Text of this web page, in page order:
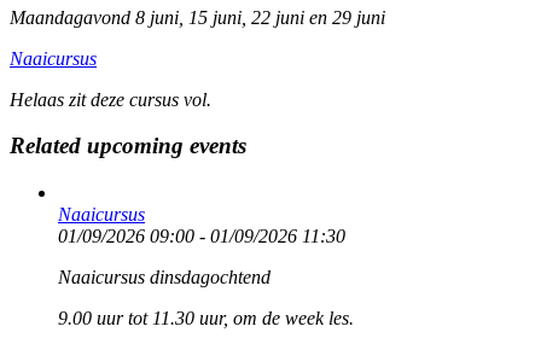
Maandagavond 8 juni, 15 juni, 22 juni en 29 juni
Naaicursus
Helaas zit deze cursus vol.
Related upcoming events
Naaicursus
01/09/2026 09:00 - 01/09/2026 11:30
Naaicursus dinsdagochtend
9.00 uur tot 11.30 uur, om de week les.